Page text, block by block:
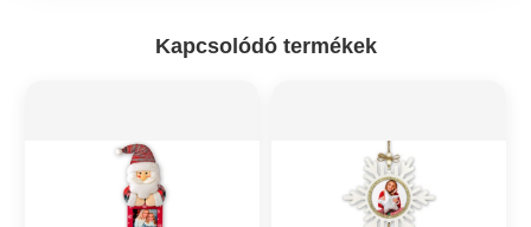
Kapcsolódó termékek